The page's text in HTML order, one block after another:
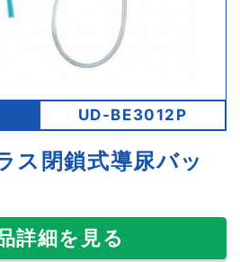
UD-BE3012P
ス閉鎖式導尿バッ
詳細を見る